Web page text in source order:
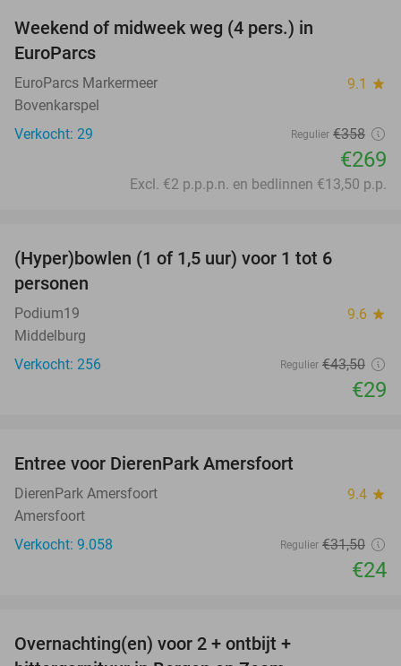
Weekend of midweek weg (4 pers.) in
EuroParcs
EuroParcs Markermeer 9.1 star
Bovenkarspel
Verkocht: 29
Regulier €358
€269
Excl. €2 p.p.p.n. en bedlinnen €13,50 p.p.
(Hyper)bowlen (1 of 1,5 uur) voor 1 tot 6
personen
Podium19 9.6 star
Middelburg
Verkocht: 256
Regulier €43,50
€29
Entree voor DierenPark Amersfoort
DierenPark Amersfoort 9.4 star
Amersfoort
Verkocht: 9.058
Regulier €31,50
€24
Overnachting(en) voor 2 + ontbijt +